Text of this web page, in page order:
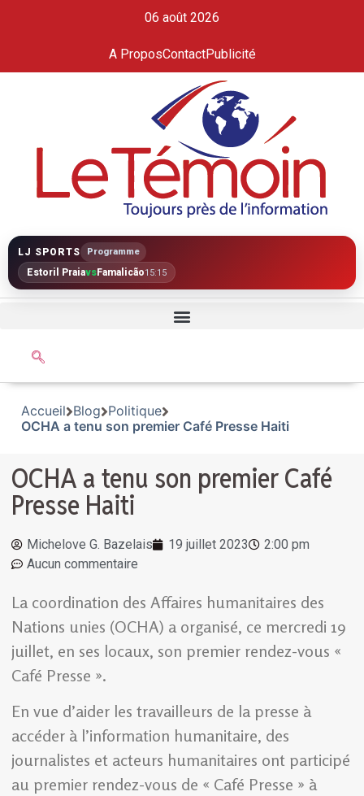
06 août 2026
A ProposContactPublicité
LJ SPORTS Programme
Estoril PraiavsFamalicão15:15
Accueil Blog Politique
OCHA a tenu son premier Café Presse Haiti
OCHA a tenu son premier Café
Presse Haiti
Michelove G. Bazelais 19 juillet 2023
2:00 pm
Aucun commentaire
La coordination des Affaires humanitaires des
Nations unies (OCHA) a organisé, ce mercredi 19
juillet, en ses locaux, son premier rendez-vous «
Café Presse ».
En vue d’aider les travailleurs de la presse à
accéder à l’information humanitaire, des
journalistes et acteurs humanitaires ont participé
au premier rendez-vous de « Café Presse » à